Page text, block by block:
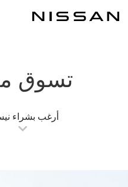
المحتوى
تسوق
أرغب بشراء